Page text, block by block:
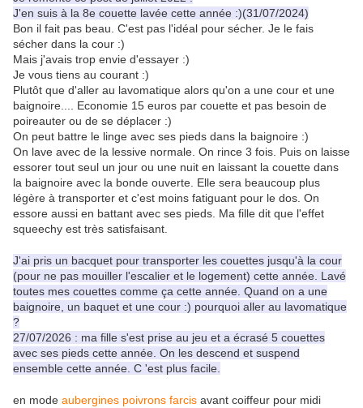
J'en suis à la 8e couette lavée cette année :)(31/07/2024)
Bon il fait pas beau. C'est pas l'idéal pour sécher. Je le fais
sécher dans la cour :)
Mais j'avais trop envie d'essayer :)
Je vous tiens au courant :)
Plutôt que d'aller au lavomatique alors qu'on a une cour et une
baignoire.... Economie 15 euros par couette et pas besoin de
poireauter ou de se déplacer :)
On peut battre le linge avec ses pieds dans la baignoire :)
On lave avec de la lessive normale. On rince 3 fois. Puis on laisse
essorer tout seul un jour ou une nuit en laissant la couette dans
la baignoire avec la bonde ouverte. Elle sera beaucoup plus
légère à transporter et c'est moins fatiguant pour le dos. On
essore aussi en battant avec ses pieds. Ma fille dit que l'effet
squeechy est très satisfaisant.
J'ai pris un bacquet pour transporter les couettes jusqu'à la cour
(pour ne pas mouiller l'escalier et le logement) cette année. Lavé
toutes mes couettes comme ça cette année. Quand on a une
baignoire, un baquet et une cour :) pourquoi aller au lavomatique
?
27/07/2026 : ma fille s'est prise au jeu et a écrasé 5 couettes
avec ses pieds cette année. On les descend et suspend
ensemble cette année. C 'est plus facile.
en mode aubergines poivrons farcis avant coiffeur pour midi